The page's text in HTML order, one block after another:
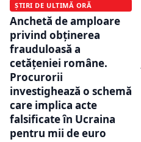
ȘTIRI DE ULTIMĂ ORĂ
Anchetă de amploare
privind obținerea
frauduloasă a
cetățeniei române.
Procurorii
investighează o schemă
care implica acte
falsificate în Ucraina
pentru mii de euro